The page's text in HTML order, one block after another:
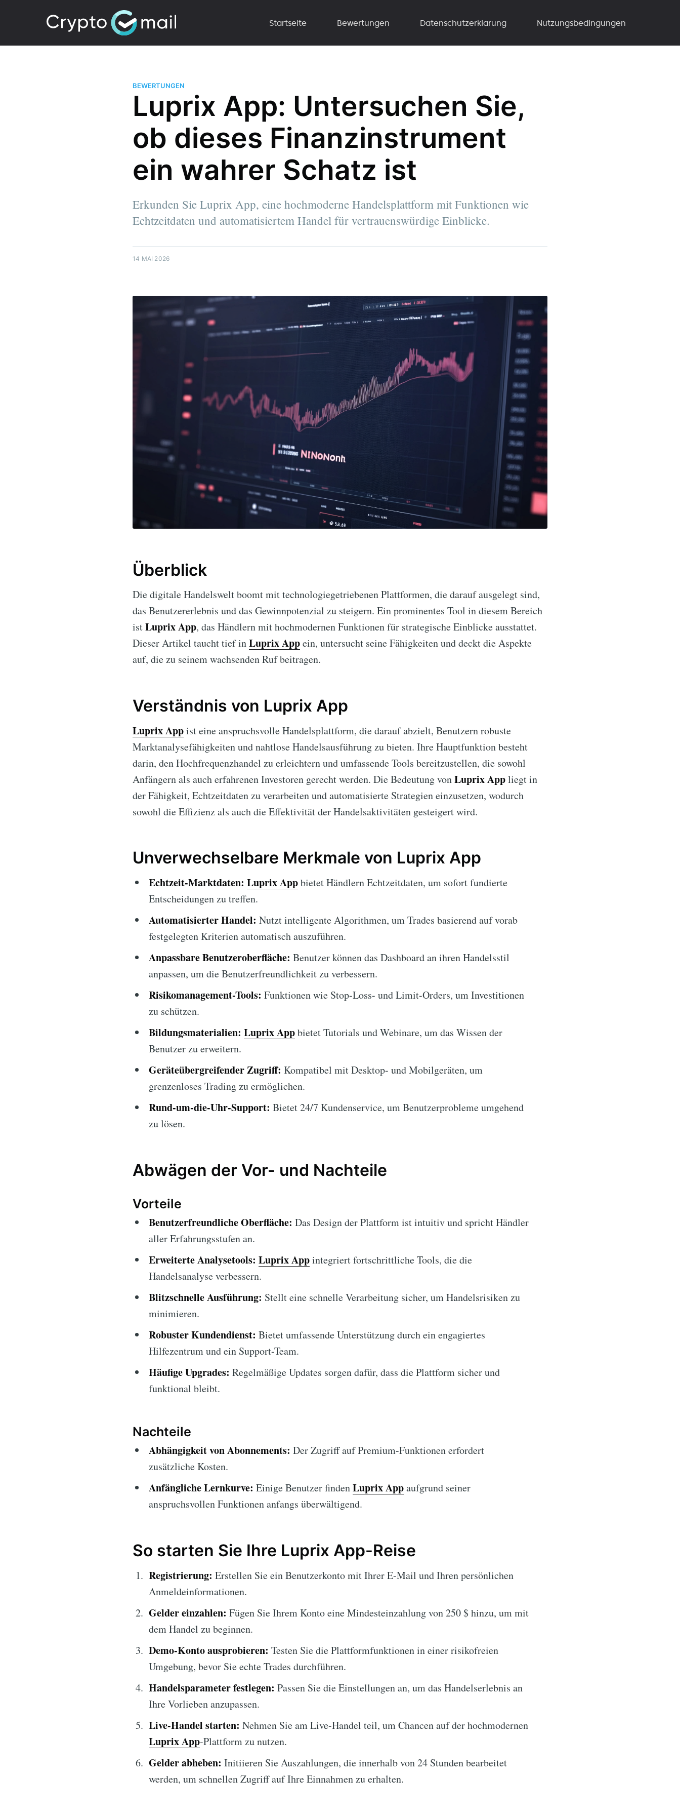
Startseite Bewertungen Datenschutzerklarung Nutzungsbedingungen
BEWERTUNGEN
Luprix App: Untersuchen Sie,
ob dieses Finanzinstrument
ein wahrer Schatz ist
Erkunden Sie Luprix App, eine hochmoderne Handelsplattform mit Funktionen wie
Echtzeitdaten und automatisiertem Handel für vertrauenswürdige Einblicke.
14 MAI 2026
Überblick
Die digitale Handelswelt boomt mit technologiegetriebenen Plattformen, die darauf ausgelegt sind,
das Benutzererlebnis und das Gewinnpotenzial zu steigern. Ein prominentes Tool in diesem Bereich
istLuprix App, das Händlern mit hochmodernen Funktionen für strategische Einblicke ausstattet.
Dieser Artikel taucht tief inLuprix Appein, untersucht seine Fähigkeiten und deckt die Aspekte
auf, die zu seinem wachsenden Ruf beitragen.
Verständnis von Luprix App
Luprix Appist eine anspruchsvolle Handelsplattform, die darauf abzielt, Benutzern robuste
Marktanalysefähigkeiten und nahtlose Handelsausführung zu bieten. Ihre Hauptfunktion besteht
darin, den Hochfrequenzhandel zu erleichtern und umfassende Tools bereitzustellen, die sowohl
Anfängern als auch erfahrenen Investoren gerecht werden. Die Bedeutung vonLuprix Appliegt in
der Fähigkeit, Echtzeitdaten zu verarbeiten und automatisierte Strategien einzusetzen, wodurch
sowohl die Effizienz als auch die Effektivität der Handelsaktivitäten gesteigert wird.
Unverwechselbare Merkmale von Luprix App
Echtzeit-Marktdaten: Luprix Appbietet Händlern Echtzeitdaten, um sofort fundierte
Entscheidungen zu treffen.
Automatisierter Handel: Nutzt intelligente Algorithmen, um Trades basierend auf vorab
festgelegten Kriterien automatisch auszuführen.
Anpassbare Benutzeroberfläche: Benutzer können das Dashboard an ihren Handelsstil
anpassen, um die Benutzerfreundlichkeit zu verbessern.
Risikomanagement-Tools: Funktionen wie Stop-Loss- und Limit-Orders, um Investitionen
zu schützen.
Bildungsmaterialien: Luprix Appbietet Tutorials und Webinare, um das Wissen der
Benutzer zu erweitern.
Geräteübergreifender Zugriff: Kompatibel mit Desktop- und Mobilgeräten, um
grenzenloses Trading zu ermöglichen.
Rund-um-die-Uhr-Support: Bietet 24/7 Kundenservice, um Benutzerprobleme umgehend
zu lösen.
Abwägen der Vor- und Nachteile
Vorteile
Benutzerfreundliche Oberfläche: Das Design der Plattform ist intuitiv und spricht Händler
aller Erfahrungsstufen an.
Erweiterte Analysetools: Luprix Appintegriert fortschrittliche Tools, die die
Handelsanalyse verbessern.
Blitzschnelle Ausführung: Stellt eine schnelle Verarbeitung sicher, um Handelsrisiken zu
minimieren.
Robuster Kundendienst: Bietet umfassende Unterstützung durch ein engagiertes
Hilfezentrum und ein Support-Team.
Häufige Upgrades: Regelmäßige Updates sorgen dafür, dass die Plattform sicher und
funktional bleibt.
Nachteile
Abhängigkeit von Abonnements: Der Zugriff auf Premium-Funktionen erfordert
zusätzliche Kosten.
Anfängliche Lernkurve: Einige Benutzer findenLuprix Appaufgrund seiner
anspruchsvollen Funktionen anfangs überwältigend.
So starten Sie Ihre Luprix App-Reise
Registrierung: Erstellen Sie ein Benutzerkonto mit Ihrer E-Mail und Ihren persönlichen
Anmeldeinformationen.
Gelder einzahlen: Fügen Sie Ihrem Konto eine Mindesteinzahlung von 250 $ hinzu, um mit
dem Handel zu beginnen.
Demo-Konto ausprobieren: Testen Sie die Plattformfunktionen in einer risikofreien
Umgebung, bevor Sie echte Trades durchführen.
Handelsparameter festlegen: Passen Sie die Einstellungen an, um das Handelserlebnis an
Ihre Vorlieben anzupassen.
Live-Handel starten: Nehmen Sie am Live-Handel teil, um Chancen auf der hochmodernen
Luprix App-Plattform zu nutzen.
Gelder abheben: Initiieren Sie Auszahlungen, die innerhalb von 24 Stunden bearbeitet
werden, um schnellen Zugriff auf Ihre Einnahmen zu erhalten.